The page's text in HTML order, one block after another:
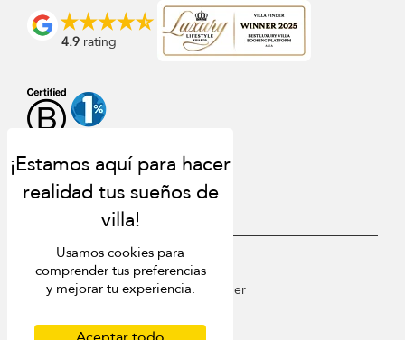
4.9 rating
USD $ es Español
Copyright © 2026 St Barts Villa Finder
Privacy Policy
Usamos cookies para
comprender tus preferencias
y mejorar tu experiencia.